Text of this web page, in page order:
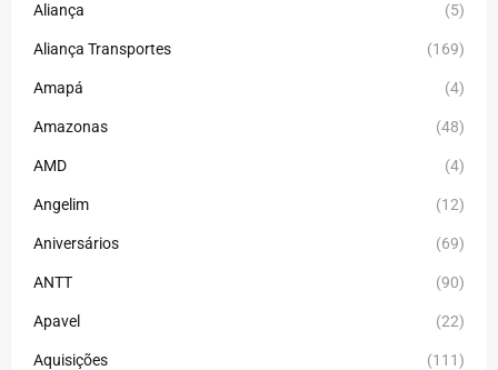
Aliança (5)
Aliança Transportes (169)
Amapá (4)
Amazonas (48)
AMD (4)
Angelim (12)
Aniversários (69)
ANTT (90)
Apavel (22)
Aquisições (111)